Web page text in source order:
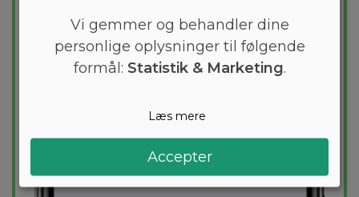
PRØVGRATIS
Vi gemmer og behandler dine
personlige oplysninger til følgende
formål: Statistik & Marketing.
Læs mere
Accepter